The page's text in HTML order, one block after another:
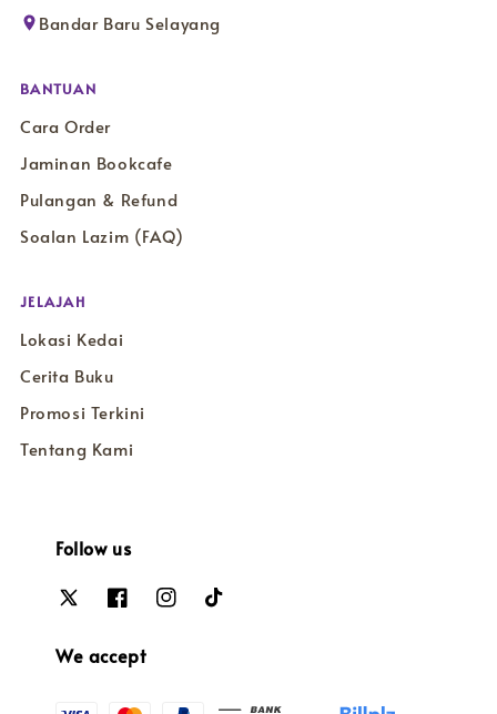
Bandar Baru Selayang
BANTUAN
Cara Order
Jaminan Bookcafe
Pulangan & Refund
Soalan Lazim (FAQ)
JELAJAH
Lokasi Kedai
Cerita Buku
Promosi Terkini
Tentang Kami
Follow us
We accept